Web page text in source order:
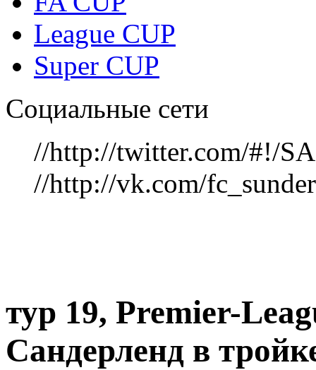
League CUP
Super CUP
Социальные сети
//http://twitter.com/#!/
//http://vk.com/
тур 19, Рremier-
Сандерленд в